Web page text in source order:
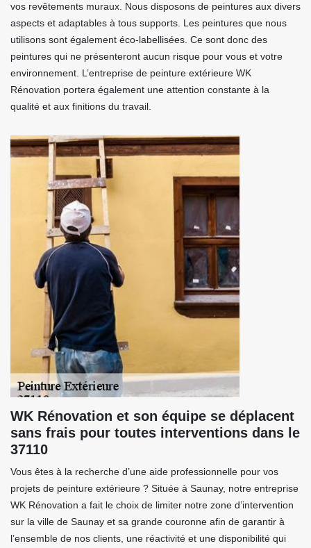
vos revêtements muraux. Nous disposons de peintures aux divers
aspects et adaptables à tous supports. Les peintures que nous
utilisons sont également éco-labellisées. Ce sont donc des
peintures qui ne présenteront aucun risque pour vous et votre
environnement. L’entreprise de peinture extérieure WK
Rénovation portera également une attention constante à la
qualité et aux finitions du travail.
WK Rénovation et son équipe se déplacent
sans frais pour toutes interventions dans le
37110
Vous êtes à la recherche d’une aide professionnelle pour vos
projets de peinture extérieure ? Située à Saunay, notre entreprise
WK Rénovation a fait le choix de limiter notre zone d’intervention
sur la ville de Saunay et sa grande couronne afin de garantir à
l’ensemble de nos clients, une réactivité et une disponibilité qui